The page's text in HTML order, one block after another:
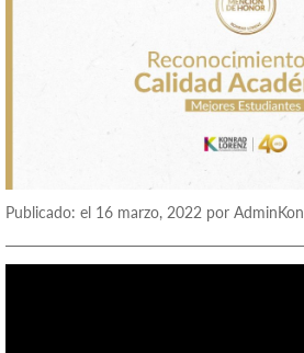
Publicado: el 16 marzo, 2022 por